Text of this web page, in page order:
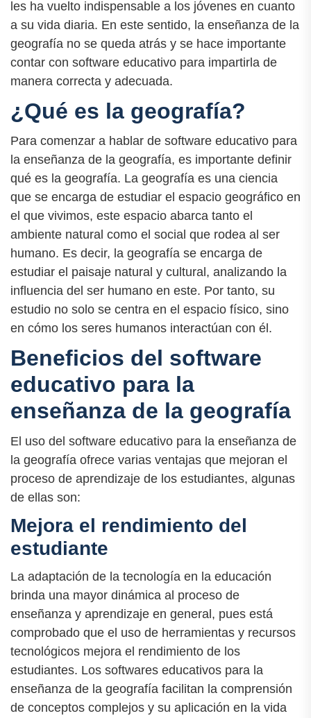
les ha vuelto indispensable a los jóvenes en cuanto
a su vida diaria. En este sentido, la enseñanza de la
geografía no se queda atrás y se hace importante
contar con software educativo para impartirla de
manera correcta y adecuada.
¿Qué es la geografía?
Para comenzar a hablar de software educativo para
la enseñanza de la geografía, es importante definir
qué es la geografía. La geografía es una ciencia
que se encarga de estudiar el espacio geográfico en
el que vivimos, este espacio abarca tanto el
ambiente natural como el social que rodea al ser
humano. Es decir, la geografía se encarga de
estudiar el paisaje natural y cultural, analizando la
influencia del ser humano en este. Por tanto, su
estudio no solo se centra en el espacio físico, sino
en cómo los seres humanos interactúan con él.
Beneficios del software
educativo para la
enseñanza de la geografía
El uso del software educativo para la enseñanza de
la geografía ofrece varias ventajas que mejoran el
proceso de aprendizaje de los estudiantes, algunas
de ellas son:
Mejora el rendimiento del
estudiante
La adaptación de la tecnología en la educación
brinda una mayor dinámica al proceso de
enseñanza y aprendizaje en general, pues está
comprobado que el uso de herramientas y recursos
tecnológicos mejora el rendimiento de los
estudiantes. Los softwares educativos para la
enseñanza de la geografía facilitan la comprensión
de conceptos complejos y su aplicación en la vida